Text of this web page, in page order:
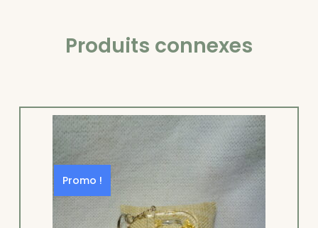
Produits connexes
Promo !